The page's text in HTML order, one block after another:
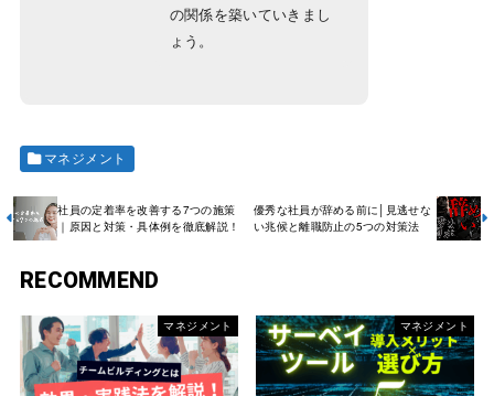
の関係を築いていきまし
ょう。
マネジメント
社員の定着率を改善する7つの施策
｜原因と対策・具体例を徹底解説！
優秀な社員が辞める前に│見逃せな
い兆候と離職防止の5つの対策法
RECOMMEND
マネジメント マネジメント